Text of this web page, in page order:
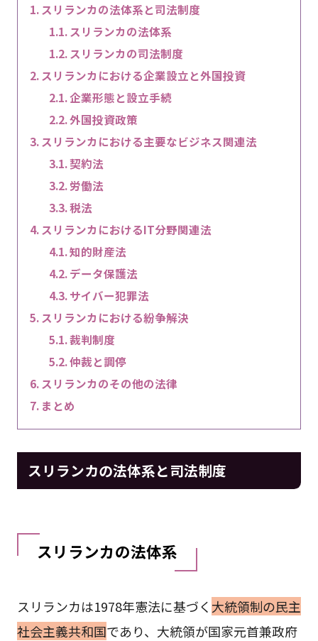
スリランカの法体系と司法制度
スリランカの法体系
スリランカの司法制度
スリランカにおける企業設立と外国投資
企業形態と設立手続
外国投資政策
スリランカにおける主要なビジネス関連法
契約法
労働法
税法
スリランカにおけるIT分野関連法
知的財産法
データ保護法
サイバー犯罪法
スリランカにおける紛争解決
裁判制度
仲裁と調停
スリランカのその他の法律
まとめ
スリランカの法体系と司法制度
スリランカの法体系
スリランカは1978年憲法に基づく 大統領制の民主
社会主義共和国であり、大統領が国家元首兼政府